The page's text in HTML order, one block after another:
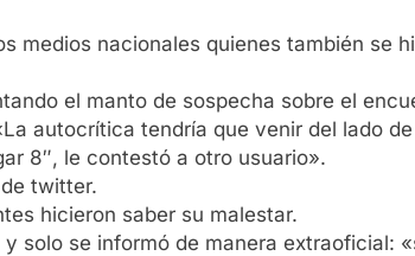
medios nacionales quienes también se
el manto de sospecha sobre el
autocrítica tendría que venir del lado
8″, le contestó a otro usuario».
twitter.
hicieron saber su malestar.
solo se informó de manera extraoficial: